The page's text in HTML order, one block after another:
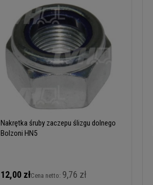
Nakrętka śruby zaczepu ślizgu dolnego
Bolzoni HN5
12,00 złCena netto: 9,76 zł